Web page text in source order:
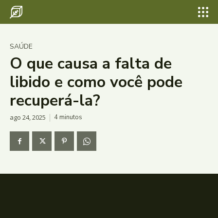
SAÚDE
O que causa a falta de
libido e como você pode
recuperá-la?
ago 24, 2025 4minutos